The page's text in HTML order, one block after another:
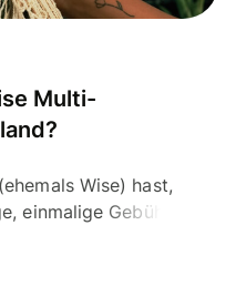
Multi-
Wise) hast,
einmalige Gebühr von